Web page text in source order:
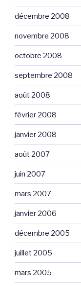
décembre 2008
novembre 2008
octobre 2008
septembre 2008
août 2008
février 2008
janvier 2008
août 2007
juin 2007
mars 2007
janvier 2006
décembre 2005
juillet 2005
mars 2005